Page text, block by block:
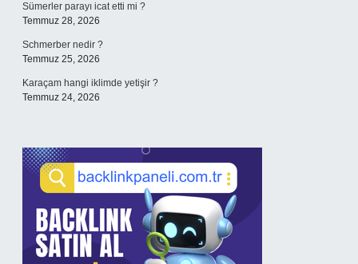
Sümerler parayı icat etti mi ?
Temmuz 28, 2026
Schmerber nedir ?
Temmuz 25, 2026
Karaçam hangi iklimde yetişir ?
Temmuz 24, 2026